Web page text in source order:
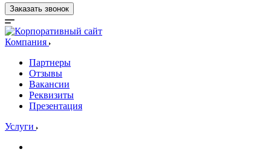
Заказать звонок
Компания
Партнеры
Отзывы
Вакансии
Реквизиты
Презентация
Услуги